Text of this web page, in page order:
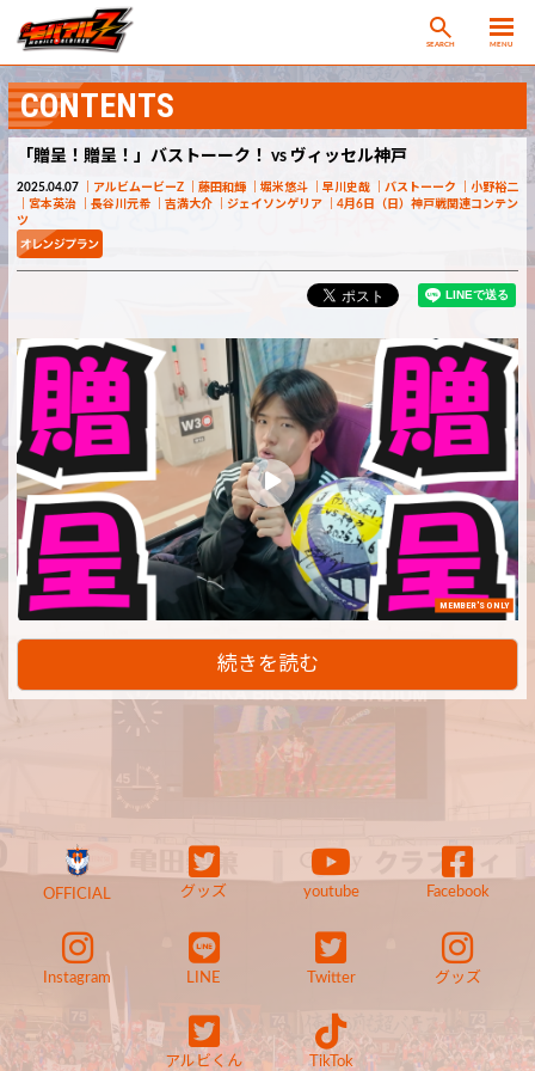
SEARCH MENU
CONTENTS
「贈呈！贈呈！」バストーーク！ vs ヴィッセル神戸
2025.04.07 アルビムービーZ 藤田和輝 堀米悠斗 早川史哉 バストーーク
小野裕二
宮本英治
長谷川元希 吉満大介 ジェイソンゲリア
4月6日（日）神戸戦関連コンテン
ツ
MEMBER'S ONLY
続きを読む
OFFICIAL グッズ youtube Facebook
Instagram LINE Twitter グッズ
アルビくん TikTok